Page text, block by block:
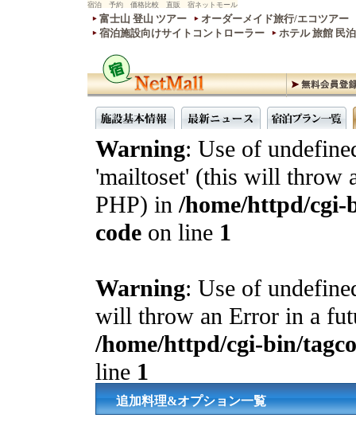
宿泊 予約 価格比較 直販 宿ネットモール
富士山 登山 ツアー
オーダーメイド旅行/エコツアー
宿泊施設向けサイトコントローラー
ホテル 旅館 民
Warning: Use of
'mailtoset' (this will throw
PHP) in/home/httpd/cgi-
code on line 1
Warning: Use of
will throw an Error in a
/home/httpd/cgi-bin/
line 1
追加料理&オプション一覧